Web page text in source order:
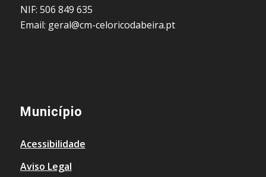
NIF: 506 849 635
Email: geral@cm-celoricodabeira.pt
Município
Acessibilidade
Aviso Legal